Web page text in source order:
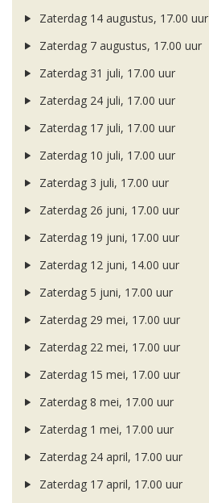
Zaterdag 14 augustus, 17.00 uur
Zaterdag 7 augustus, 17.00 uur
Zaterdag 31 juli, 17.00 uur
Zaterdag 24 juli, 17.00 uur
Zaterdag 17 juli, 17.00 uur
Zaterdag 10 juli, 17.00 uur
Zaterdag 3 juli, 17.00 uur
Zaterdag 26 juni, 17.00 uur
Zaterdag 19 juni, 17.00 uur
Zaterdag 12 juni, 14.00 uur
Zaterdag 5 juni, 17.00 uur
Zaterdag 29 mei, 17.00 uur
Zaterdag 22 mei, 17.00 uur
Zaterdag 15 mei, 17.00 uur
Zaterdag 8 mei, 17.00 uur
Zaterdag 1 mei, 17.00 uur
Zaterdag 24 april, 17.00 uur
Zaterdag 17 april, 17.00 uur